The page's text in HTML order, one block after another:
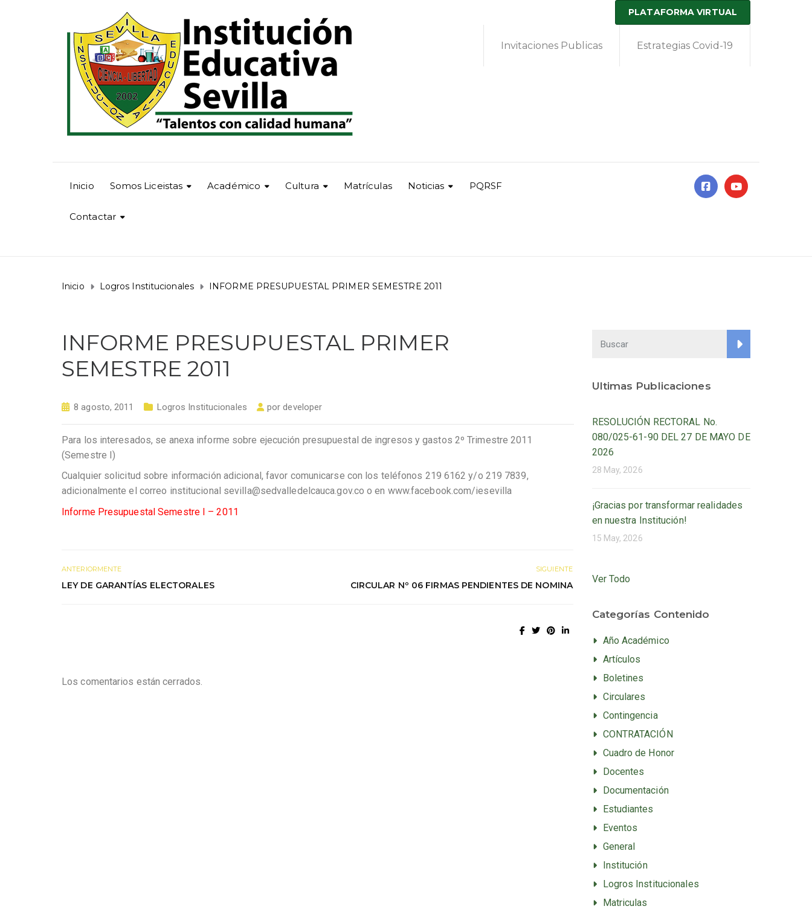
PLATAFORMA VIRTUAL
Invitaciones Publicas Estrategias Covid-19
Inicio Somos Liceistas Académico Cultura Matrículas Noticias PQRSF
Contactar
Inicio Logros Institucionales INFORME PRESUPUESTAL PRIMER SEMESTRE 2011
INFORME PRESUPUESTAL PRIMER
SEMESTRE 2011
8 agosto, 2011 Logros Institucionales pordeveloper
Para los interesados, se anexa informe sobre ejecución presupuestal de ingresos y gastos 2º Trimestre 2011
(Semestre I)
Cualquier solicitud sobre información adicional, favor comunicarse con los teléfonos 219 6162 y/o 219 7839,
adicionalmente el correo institucional sevilla@sedvalledelcauca.gov.co o en www.facebook.com/iesevilla
Informe Presupuestal Semestre I – 2011
ANTERIORMENTE
LEY DE GARANTÍAS ELECTORALES
SIGUIENTE
CIRCULAR Nº 06 FIRMAS PENDIENTES DE NOMINA
Los comentarios están cerrados.
Ultimas Publicaciones
RESOLUCIÓN RECTORAL No.
080/025-61-90 DEL 27 DE MAYO DE
2026
28 May, 2026
¡Gracias por transformar realidades
en nuestra Institución!
15 May, 2026
Ver Todo
Categorías Contenido
Año Académico
Artículos
Boletines
Circulares
Contingencia
CONTRATACIÓN
Cuadro de Honor
Docentes
Documentación
Estudiantes
Eventos
General
Institución
Logros Institucionales
Matriculas